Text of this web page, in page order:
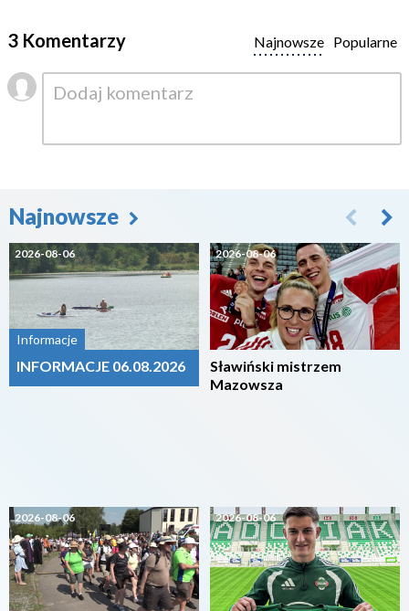
3 Komentarzy Popularne
Najnowsze
Najnowsze
2026-08-06
Informacje
INFORMACJE 06.08.2026
2026-08-06
2026-08-06
Sławiński mistrzem
Mazowsza
2026-08-06